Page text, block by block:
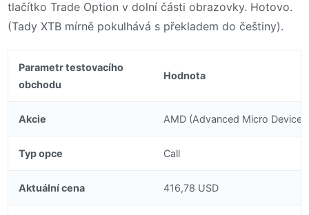
tlačítko Trade Option v dolní části obrazovky. Hotovo.
(Tady XTB mírně pokulhává s překladem do češtiny).
Parametr testovacího
obchodu
Hodnota
Akcie AMD (Advanced Micro
Typ opce Call
Aktuální cena 416,78 USD